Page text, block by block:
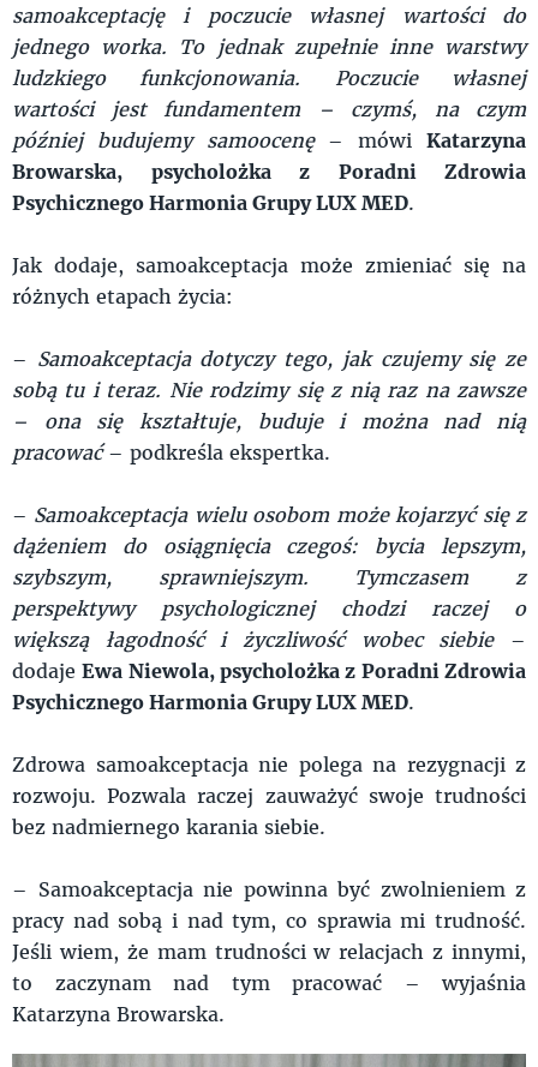
samoakceptację i poczucie własnej wartości do
jednego worka. To jednak zupełnie inne warstwy
ludzkiego funkcjonowania. Poczucie własnej
wartości jest fundamentem – czymś, na czym
później budujemy samoocenę– mówiKatarzyna
Browarska, psycholożka z Poradni Zdrowia
Psychicznego Harmonia Grupy LUX MED.
Jak dodaje, samoakceptacja może zmieniać się na
różnych etapach życia:
– Samoakceptacja dotyczy tego, jak czujemy się ze
sobą tu i teraz. Nie rodzimy się z nią raz na zawsze
– ona się kształtuje, buduje i można nad nią
pracować– podkreśla ekspertka.
– Samoakceptacja wielu osobom może kojarzyć się z
dążeniem do osiągnięcia czegoś: bycia lepszym,
szybszym, sprawniejszym. Tymczasem z
perspektywy psychologicznej chodzi raczej o
większą łagodność i życzliwość wobec siebie–
dodajeEwa Niewola, psycholożka z Poradni Zdrowia
Psychicznego Harmonia Grupy LUX MED.
Zdrowa samoakceptacja nie polega na rezygnacji z
rozwoju. Pozwala raczej zauważyć swoje trudności
bez nadmiernego karania siebie.
– Samoakceptacja nie powinna być zwolnieniem z
pracy nad sobą i nad tym, co sprawia mi trudność.
Jeśli wiem, że mam trudności w relacjach z innymi,
to zaczynam nad tym pracować – wyjaśnia
Katarzyna Browarska.